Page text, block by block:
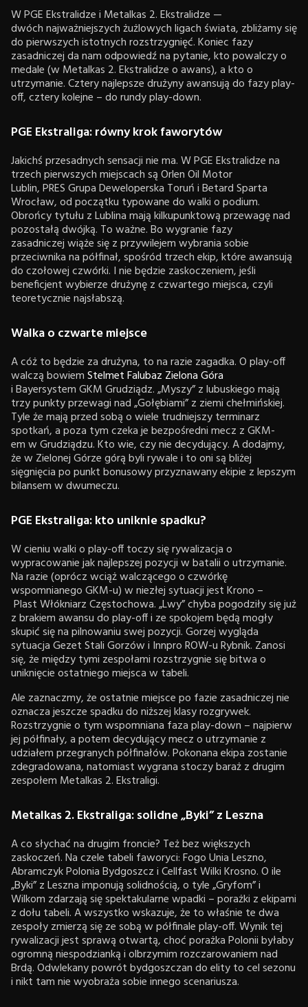
W PGE Ekstralidze i Metalkas 2. Ekstralidze —
dwóch najważniejszych żużlowych ligach świata, zbliżamy się
do pierwszych istotnych rozstrzygnięć. Koniec fazy
zasadniczej da nam odpowiedź na pytanie, kto powalczy o
medale (w Metalkas 2. Ekstralidze o awans), a kto o
utrzymanie. Cztery najlepsze drużyny awansują do fazy play-
off, cztery kolejne – do rundy play-down.
PGE Ekstraliga: równy krok faworytów
Jakichś przesadnych sensacji nie ma. W PGE Ekstralidze na
trzech pierwszych miejscach są Orlen Oil Motor
Lublin, PRES Grupa Deweloperska Toruń i Betard Sparta
Wrocław, od początku typowane do walki o podium.
Obrońcy tytułu z Lublina mają kilkupunktową przewagę nad
pozostałą dwójką. To ważne. Bo wygranie fazy
zasadniczej wiąże się z przywilejem wybrania sobie
przeciwnika na półfinał, spośród trzech ekip, które awansują
do czołowej czwórki. I nie będzie zaskoczeniem, jeśli
beneficjent wybierze drużynę z czwartego miejsca, czyli
teoretycznie najsłabszą.
Walka o czwarte miejsce
A cóż to będzie za drużyna, to na razie zagadka. O play-off
walczą bowiemStelmet Falubaz Zielona Góra
i Bayersystem GKM Grudziądz. „Myszy” z lubuskiego mają
trzy punkty przewagi nad „Gołębiami” z ziemi chełmińskiej.
Tyle że mają przed sobą o wiele trudniejszy terminarz
spotkań, a poza tym czeka je bezpośredni mecz z GKM-
em w Grudziądzu. Kto wie, czy nie decydujący. A dodajmy,
że w Zielonej Górze górą byli rywale i to oni są bliżej
sięgnięcia po punkt bonusowy przyznawany ekipie z lepszym
bilansem w dwumeczu.
PGE Ekstraliga: kto uniknie spadku?
W cieniu walki o play-off toczy się rywalizacja o
wypracowanie jak najlepszej pozycji w batalii o utrzymanie.
Na razie (oprócz wciąż walczącego o czwórkę
wspomnianego GKM-u) w niezłej sytuacji jest Krono –
Plast Włókniarz Częstochowa. „Lwy” chyba pogodziły się już
z brakiem awansu do play-off i ze spokojem będą mogły
skupić się na pilnowaniu swej pozycji. Gorzej wygląda
sytuacja Gezet Stali Gorzów i Innpro ROW-u Rybnik. Zanosi
się, że między tymi zespołami rozstrzygnie się bitwa o
uniknięcie ostatniego miejsca w tabeli.
Ale zaznaczmy, że ostatnie miejsce po fazie zasadniczej nie
oznacza jeszcze spadku do niższej klasy rozgrywek.
Rozstrzygnie o tym wspomniana faza play-down – najpierw
jej półfinały, a potem decydujący mecz o utrzymanie z
udziałem przegranych półfinałów. Pokonana ekipa zostanie
zdegradowana, natomiast wygrana stoczy baraż z drugim
zespołem Metalkas 2. Ekstraligi.
Metalkas 2. Ekstraliga: solidne „Byki” z Leszna
A co słychać na drugim froncie? Też bez większych
zaskoczeń. Na czele tabeli faworyci: Fogo Unia Leszno,
Abramczyk Polonia Bydgoszcz i Cellfast Wilki Krosno. O ile
„Byki” z Leszna imponują solidnością, o tyle „Gryfom” i
Wilkom zdarzają się spektakularne wpadki – porażki z ekipami
z dołu tabeli. A wszystko wskazuje, że to właśnie te dwa
zespoły zmierzą się ze sobą w półfinale play-off. Wynik tej
rywalizacji jest sprawą otwartą, choć porażka Polonii byłaby
ogromną niespodzianką i olbrzymim rozczarowaniem nad
Brdą. Odwlekany powrót bydgoszczan do elity to cel sezonu
i nikt tam nie wyobraża sobie innego scenariusza.